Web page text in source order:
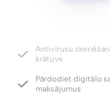
Pārdodiet digitālo
maksājumus
Privāts, šifrēts un